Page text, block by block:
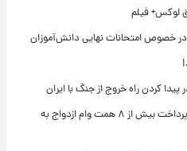
لوکس+ فیلم
خصوص امتحانات نهایی دانش‌آموزان
کردن راه خروج از جنگ با ایران
در چهار ماه نخست ۱۴۰۵ رقم خورد؛ پرداخت بیش از ۸ همت وام ازدواج به